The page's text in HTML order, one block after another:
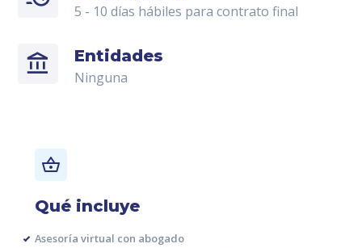
5 - 10 días hábiles para contrato final
Entidades
Ninguna
Qué incluye
Asesoría virtual con abogado